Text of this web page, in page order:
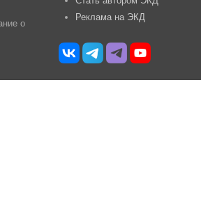
о
Реклама на ЭКД